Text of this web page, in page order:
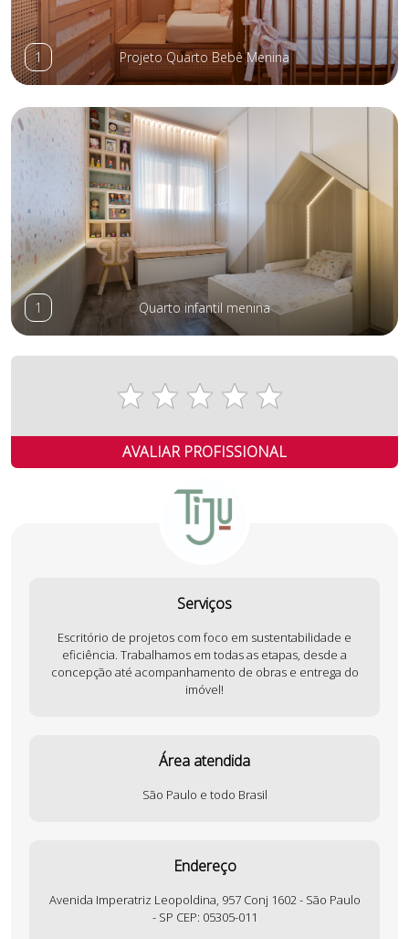
1 Projeto Quarto Bebê Menina
1 Quarto infantil menina
AVALIAR PROFISSIONAL
Serviços
Escritório de projetos com foco em sustentabilidade e
eficiência. Trabalhamos em todas as etapas, desde a
concepção até acompanhamento de obras e entrega do
imóvel!
Área atendida
São Paulo e todo Brasil
Endereço
Avenida Imperatriz Leopoldina, 957 Conj 1602 - São Paulo
- SP CEP: 05305-011